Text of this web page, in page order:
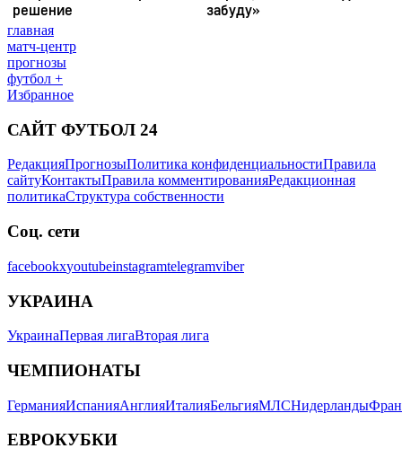
главная
матч-центр
прогнозы
футбол +
Избранное
САЙТ ФУТБОЛ 24
РедакцияПрогнозыПолитика конфиденциальностиПравила
сайтуКонтактыПравила комментированияРедакционная
политикаСтруктура собственности
Соц. сети
facebookxyoutubeinstagramtelegramviber
УКРАИНА
УкраинаПервая лигаВторая лига
ЧЕМПИОНАТЫ
ГерманияИспанияАнглияИталияБельгияМЛСНидерланды
ЕВРОКУБКИ